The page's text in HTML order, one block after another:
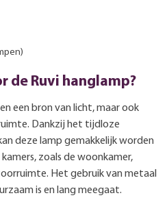
de Ruvi hanglamp?
een bron van licht, maar ook
Dankzij het tijdloze
deze lamp gemakkelijk worden
zoals de woonkamer,
Het gebruik van metaal
is en lang meegaat.